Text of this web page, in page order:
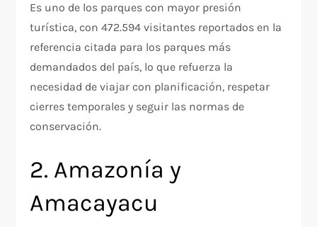
Es uno de los parques con mayor presión
turística, con 472.594 visitantes reportados en la
referencia citada para los parques más
demandados del país, lo que refuerza la
necesidad de viajar con planificación, respetar
cierres temporales y seguir las normas de
conservación.​
2. Amazonía y
Amacayacu